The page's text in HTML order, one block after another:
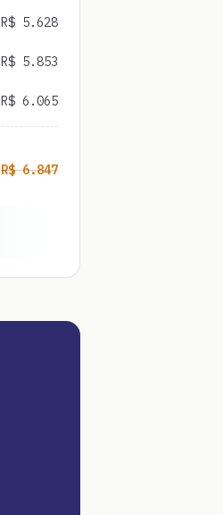
R$ 5.628
R$ 5.853
R$ 6.065
R$6.847